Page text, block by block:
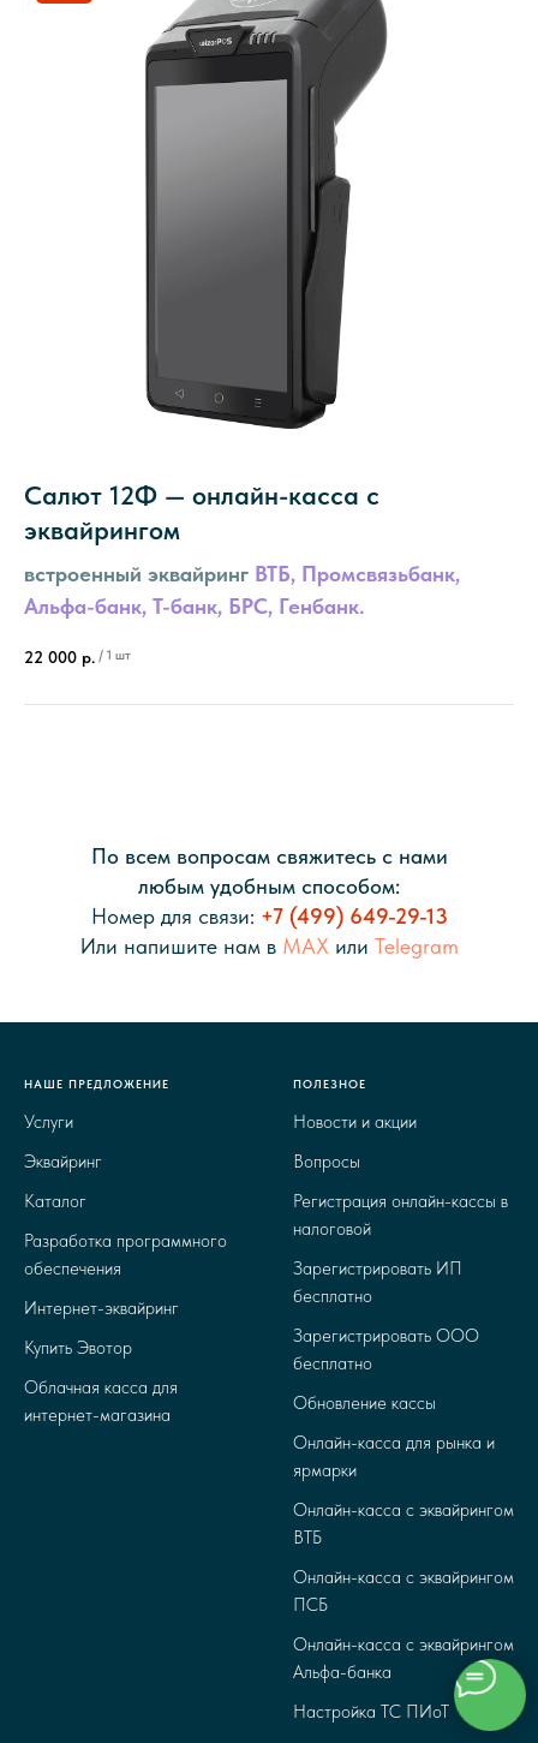
Салют 12Ф — онлайн-касса с
эквайрингом
встроенный эквайринг ВТБ, Промсвязьбанк,
Альфа-банк, Т-банк, БРС, Генбанк.
22 000 р. / 1 шт
По всем вопросам свяжитесь с нами
любым удобным способом:
Номер для связи: +7 (499) 649-29-13
Или напишите нам в MAX или Telegram
НАШЕ ПРЕДЛОЖЕНИЕ
Услуги
Эквайринг
Каталог
Разработка программного
обеспечения
Интернет-эквайринг
Купить Эвотор
Облачная касса для
интернет-магазина
ПОЛЕЗНОЕ
Новости и акции
Вопросы
Регистрация онлайн-кассы в
налоговой
Зарегистрировать ИП
бесплатно
Зарегистрировать ООО
бесплатно
Обновление кассы
Онлайн-касса для рынка и
ярмарки
Онлайн-касса с эквайрингом
ВТБ
Онлайн-касса с эквайрингом
ПСБ
Онлайн-касса с эквайрингом
Альфа-банка
Настройка ТС ПИоТ